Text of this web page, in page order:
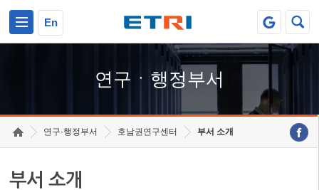
En
연구ㆍ행정부서
연구·행정부서 호남권연구센터 부서 소개
부서 소개